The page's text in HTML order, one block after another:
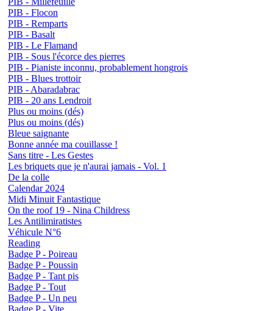
PIB - Flocon
PIB - Remparts
PIB - Basalt
PIB - Le Flamand
PIB - Sous l'écorce des pierres
PIB - Pianiste inconnu, probablement hongrois
PIB - Blues trottoir
PIB - Abaradabrac
PIB - 20 ans Lendroit
Plus ou moins (dés)
Plus ou moins (dés)
Bleue saignante
Bonne année ma couillasse !
Sans titre - Les Gestes
Les briquets que je n'aurai jamais - Vol. 1
De la colle
Calendar 2024
Midi Minuit Fantastique
On the roof 19 - Nina Childress
Les Antilimiratistes
Véhicule N°6
Reading
Badge P - Poireau
Badge P - Poussin
Badge P - Tant pis
Badge P - Tout
Badge P - Un peu
Badge P - Vite